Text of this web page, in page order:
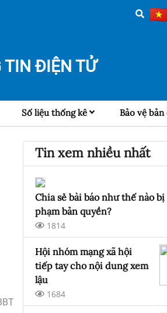
TIN ĐIỆN TỬ
Số liệu thống kê Bảo vệ
Tin xem nhiều nhất
Chia sẻ bài báo như thế nào
phạm bản quyền?
1814
Hội nhóm mạng xã hội
tiếp tay cho nội dung xem
lậu
1684